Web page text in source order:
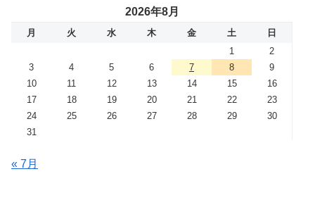
2026年8月
月 火 水 木 金 土
日
1
2
3
4 5 6 7 8
9
10
11 12 13 14 15
16
17
18 19 20 21 22
23
24
25 26 27 28 29
30
31
« 7月